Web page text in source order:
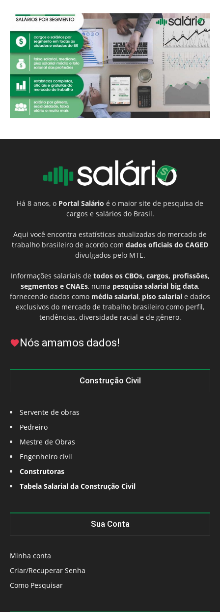
Há 8 anos, o Portal Salário é o maior site de pesquisa de
cargos e salários do Brasil.
Aqui você encontra estatísticas atualizadas do mercado de
trabalho brasileiro de acordo com dados oficiais do CAGED
divulgados pelo MTE.
Informações salariais de todos os CBOs, cargos, profissões,
segmentos e CNAEs, numa pesquisa salarial big data,
fornecendo dados como média salarial, piso salarial e dados
exclusivos do mercado de trabalho brasileiro como perfil,
tendências, diversidade racial e de gênero.
Nós amamos dados!
Construção Civil
Servente de obras
Pedreiro
Mestre de Obras
Engenheiro civil
Construtoras
Tabela Salarial da Construção Civil
Sua Conta
Minha conta
Criar/Recuperar Senha
Como Pesquisar